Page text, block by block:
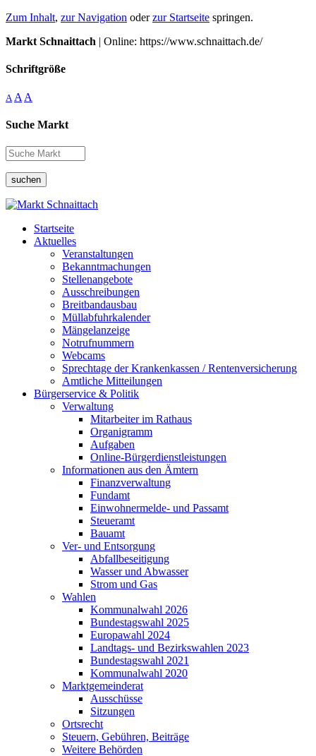
Zum Inhalt, zur Navigation oderzur Startseite springen.
Markt Schnaittach | Online: https://www.schnaittach.de/
Schriftgröße
A A A
Suche Markt
suchen
Startseite
Aktuelles
Veranstaltungen
Bekanntmachungen
Stellenangebote
Ausschreibungen
Breitbandausbau
Müllabfuhrkalender
Mängelanzeige
Notrufnummern
Webcams
Sprechtage der Krankenkassen / Rentenversicherung
Amtliche Mitteilungen
Bürgerservice & Politik
Verwaltung
Mitarbeiter im Rathaus
Organigramm
Aufgaben
Online-Bürgerdienstleistungen
Informationen aus den Ämtern
Finanzverwaltung
Fundamt
Einwohnermelde- und Passamt
Steueramt
Bauamt
Ver- und Entsorgung
Abfallbeseitigung
Wasser und Abwasser
Strom und Gas
Wahlen
Kommunalwahl 2026
Bundestagswahl 2025
Europawahl 2024
Landtags- und Bezirkswahlen 2023
Bundestagswahl 2021
Kommunalwahl 2020
Marktgemeinderat
Ausschüsse
Sitzungen
Ortsrecht
Steuern, Gebühren, Beiträge
Weitere Behörden